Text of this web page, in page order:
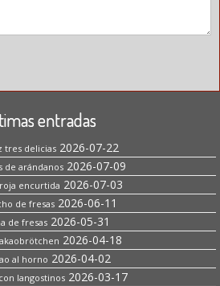
entradas
tres delicias 2026-07-22
de arándanos 2026-07-09
encurtida 2026-07-03
de fresas 2026-06-11
de fresas 2026-05-31
2026-04-18
al horno 2026-04-02
langostinos 2026-03-17